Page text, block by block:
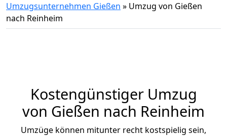
Umzugsunternehmen Gießen » Umzug von Gießen
nach Reinheim
Kostengünstiger Umzug
von Gießen nach Reinheim
Umzüge können mitunter recht kostspielig sein,